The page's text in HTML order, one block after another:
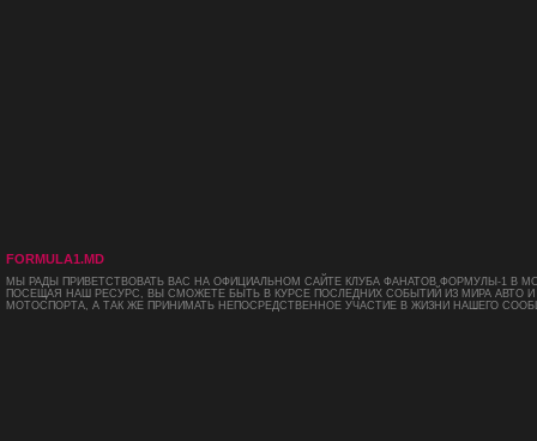
FORMULA1.MD
МЫ РАДЫ ПРИВЕТСТВОВАТЬ ВАС НА ОФИЦИАЛЬНОМ САЙТЕ КЛУБА ФАНАТОВ ФОРМУЛЫ-1 В
ПОСЕЩАЯ НАШ РЕСУРС, ВЫ СМОЖЕТЕ БЫТЬ В КУРСЕ ПОСЛЕДНИХ СОБЫТИЙ ИЗ МИРА АВТО И
МОТОСПОРТА, А ТАК ЖЕ ПРИНИМАТЬ НЕПОСРЕДСТВЕННОЕ УЧАСТИЕ В ЖИЗНИ НАШЕГО